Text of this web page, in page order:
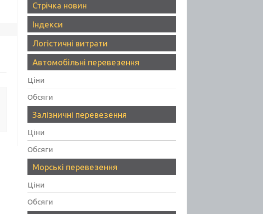
Стрічка новин
Індекси
Логістичні витрати
Автомобільні перевезення
Ціни
Обсяги
Залізничні перевезення
Ціни
Обсяги
Морські перевезення
Ціни
Обсяги